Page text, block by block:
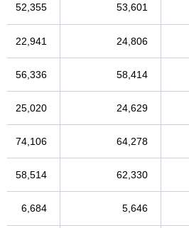
52,355 53,601
22,941 24,806
56,336 58,414
25,020 24,629
74,106 64,278
58,514 62,330
6,684 5,646